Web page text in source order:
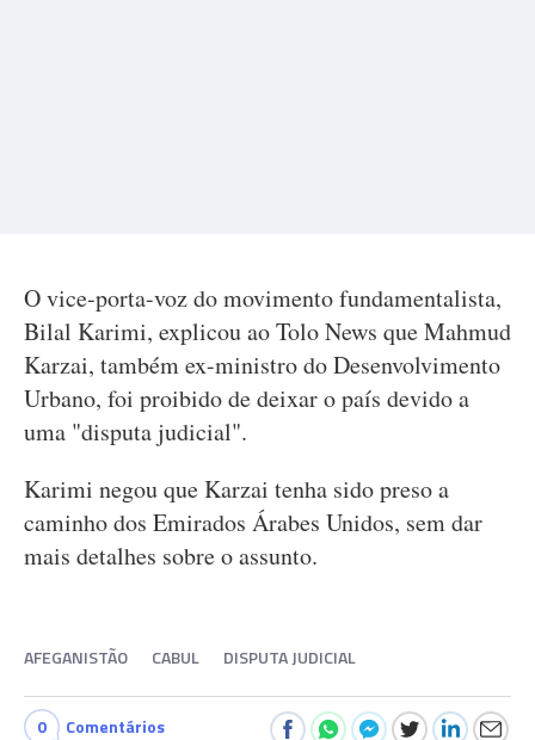
O vice-porta-voz do movimento fundamentalista,
Bilal Karimi, explicou ao Tolo News que Mahmud
Karzai, também ex-ministro do Desenvolvimento
Urbano, foi proibido de deixar o país devido a
uma "disputa judicial".
Karimi negou que Karzai tenha sido preso a
caminho dos Emirados Árabes Unidos, sem dar
mais detalhes sobre o assunto.
AFEGANISTÃO CABUL DISPUTA JUDICIAL
0 Comentários